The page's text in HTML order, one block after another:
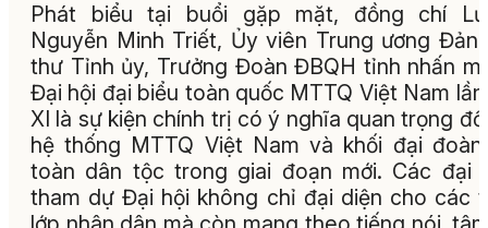
Phát biểu tại buổi gặp mặt, đồng chí
Nguyễn Minh Triết, Ủy viên Trung ương
thư Tỉnh ủy, Trưởng Đoàn ĐBQH tỉnh nhấn
Đại hội đại biểu toàn quốc MTTQ Việt Nam
XI là sự kiện chính trị có ý nghĩa quan trọng
hệ thống MTTQ Việt Nam và khối đại
toàn dân tộc trong giai đoạn mới. Các đại
tham dự Đại hội không chỉ đại diện cho các